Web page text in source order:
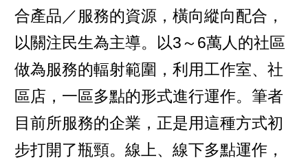
合產品／服務的資源，橫向縱向配合，
以關注民生為主導。以3～6萬人的社區
做為服務的輻射範圍，利用工作室、社
區店，一區多點的形式進行運作。筆者
目前所服務的企業，正是用這種方式初
步打開了瓶頸。線上、線下多點運作，